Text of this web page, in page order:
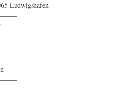
Ludwigshafen